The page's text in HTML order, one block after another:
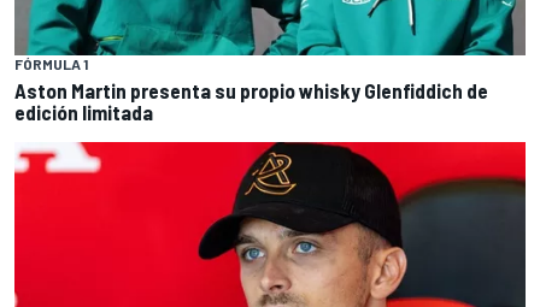
FÓRMULA 1
Aston Martin presenta su propio whisky Glenfiddich de
edición limitada